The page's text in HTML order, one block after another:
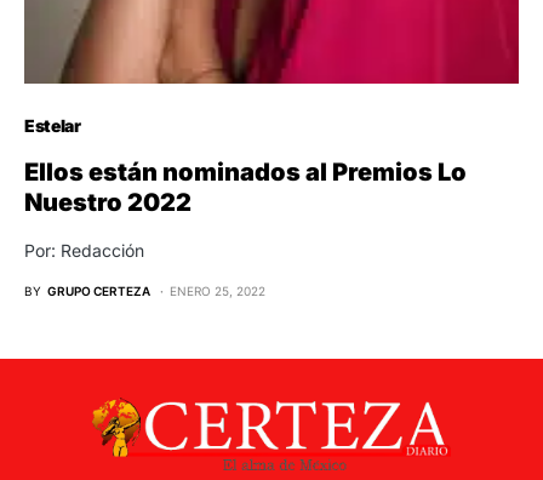
Estelar
Ellos están nominados al Premios Lo
Nuestro 2022
Por: Redacción
BY GRUPO CERTEZA ENERO 25, 2022